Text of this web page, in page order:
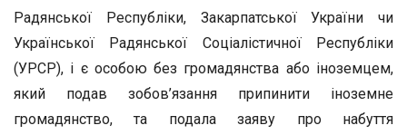
Радянської Республіки, Закарпатської України чи
Української Радянської Соціалістичної Республіки
(УРСР), і є особою без громадянства або іноземцем,
який подав зобов’язання припинити іноземне
громадянство, та подала заяву про набуття